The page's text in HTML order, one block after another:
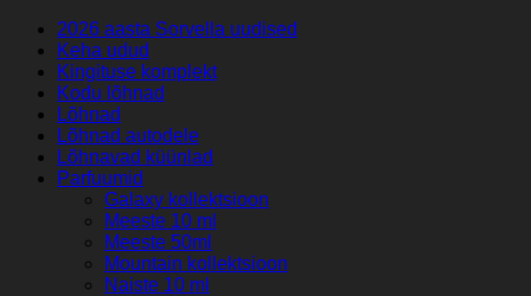
2026 aasta Sorvella uudised
Keha udud
Kingituse komplekt
Kodu lõhnad
Lõhnad
Lõhnad autodele
Lõhnavad küünlad
Parfuumid
Galaxy kollektsioon
Meeste 10 ml
Meeste 50ml
Mountain kollektsioon
Naiste 10 ml